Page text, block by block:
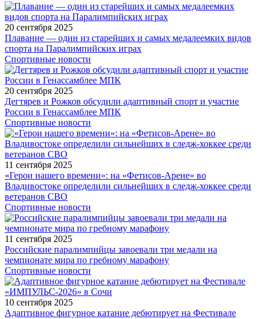
20 сентября 2025
Плавание — один из старейших и самых медалеемких видов
спорта на Паралимпийских играх
Спортивные новости
20 сентября 2025
Дегтярев и Рожков обсудили адаптивный спорт и участие
России в Генассамблее МПК
Спортивные новости
11 сентября 2025
«Герои нашего времени»: на «Фетисов-Арене» во
Владивостоке определили сильнейших в следж-хоккее среди
ветеранов СВО
Спортивные новости
11 сентября 2025
Российские паралимпийцы завоевали три медали на
чемпионате мира по гребному марафону
Спортивные новости
10 сентября 2025
Адаптивное фигурное катание дебютирует на Фестивале